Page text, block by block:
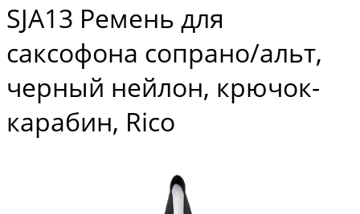
SJA13 Ремень для
саксофона сопрано/альт,
черный нейлон, крючок-
карабин, Rico